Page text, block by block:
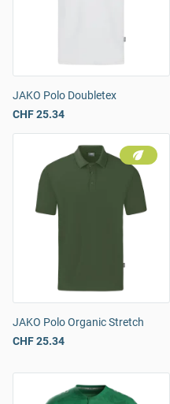
JAKO Polo Doubletex
CHF 25.34
JAKO Polo Organic Stretch
CHF 25.34